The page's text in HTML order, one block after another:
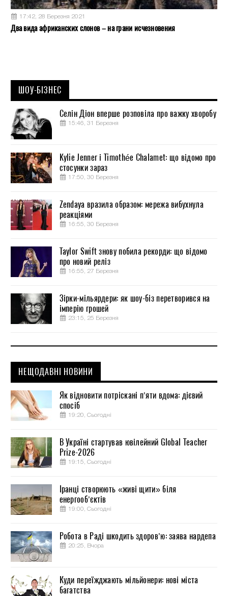
17:42, 28 Березня 2021
Два вида африканских слонов – на грани исчезновения
ШОУ-БІЗНЕС
Селін Діон вперше розповіла про важку хворобу
15:46, 31 Березня
Kylie Jenner і Timothée Chalamet: що відомо про
стосунки зараз
17:50, 30 Березня
Zendaya вразила образом: мережа вибухнула
реакціями
16:55, 30 Березня
Taylor Swift знову побила рекорди: що відомо
про новий реліз
16:55, 27 Березня
Зірки-мільярдери: як шоу-біз перетворився на
імперію грошей
23:15, 25 Березня
НЕЩОДАВНІ НОВИНИ
Як відновити потріскані п’яти вдома: дієвий
спосіб
19:20, Сьогодні
В Україні стартував ювілейний Global Teacher
Prize-2026
19:15, Сьогодні
Іранці створюють «живі щити» біля
енергооб’єктів
19:00, Сьогодні
Робота в Раді шкодить здоров’ю: заява нардепа
20:25, Вчора
Куди переїжджають мільйонери: нові міста
багатства